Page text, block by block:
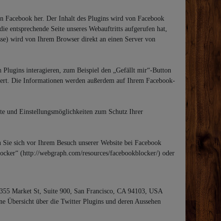
Facebook her. Der Inhalt des Plugins wird von Facebook
Seite unseres Webauftritts aufgerufen hat,
wird von Ihrem Browser direkt an einen Server von
Plugins interagieren, zum Beispiel den „Gefällt mir“-Button
Die Informationen werden außerdem auf Ihrem Facebook-
und Einstellungsmöglichkeiten zum Schutz Ihrer
sich vor Ihrem Besuch unserer Website bei Facebook
(http://webgraph.com/resources/facebookblocker/) oder
Market St, Suite 900, San Francisco, CA 94103, USA
Übersicht über die Twitter Plugins und deren Aussehen